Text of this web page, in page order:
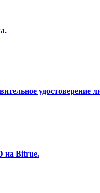
удостоверение
на Bitrue.